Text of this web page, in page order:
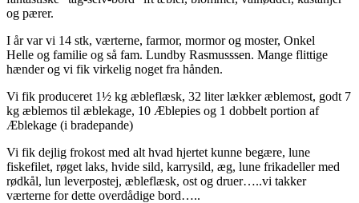
og pærer.
I år var vi 14 stk, værterne, farmor, mormor og moster, Onkel
Helle og familie og så fam. Lundby Rasmusssen. Mange flittige
hænder og vi fik virkelig noget fra hånden.
Vi fik produceret 1½ kg æbleflæsk, 32 liter lækker æblemost, godt 7
kg æblemos til æblekage, 10 Æblepies og 1 dobbelt portion af
Æblekage (i bradepande)
Vi fik dejlig frokost med alt hvad hjertet kunne begære, lune
fiskefilet, røget laks, hvide sild, karrysild, æg, lune frikadeller med
rødkål, lun leverpostej, æbleflæsk, ost og druer…..vi takker
værterne for dette overdådige bord…..